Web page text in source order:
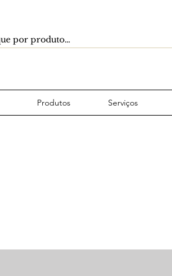
Produtos Serviços